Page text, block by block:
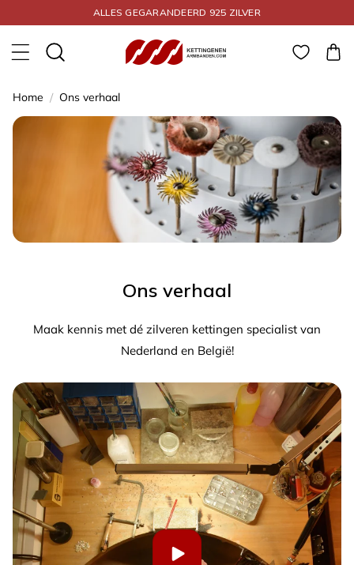
content
ALLES GEGARANDEERD 925 ZILVER
Home / Ons verhaal
Ons verhaal
Maak kennis met dé zilveren kettingen specialist van
Nederland en België!